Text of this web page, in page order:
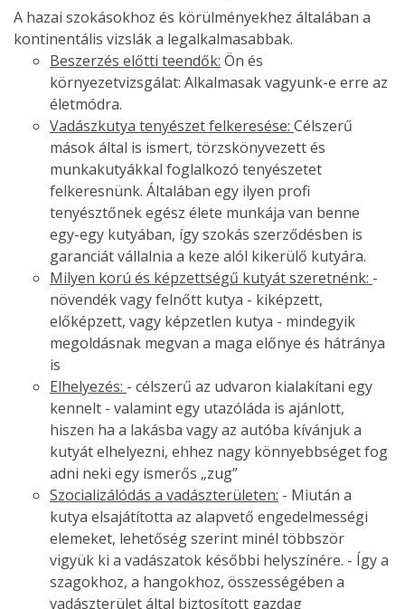
A hazai szokásokhoz és körülményekhez általában a
kontinentális vizslák a legalkalmasabbak.
Beszerzés előtti teendők: Ön és
környezetvizsgálat: Alkalmasak vagyunk-e erre az
életmódra.
Vadászkutya tenyészet felkeresése: Célszerű
mások által is ismert, törzskönyvezett és
munkakutyákkal foglalkozó tenyészetet
felkeresnünk. Általában egy ilyen profi
tenyésztőnek egész élete munkája van benne
egy-egy kutyában, így szokás szerződésben is
garanciát vállalnia a keze alól kikerülő kutyára.
Milyen korú és képzettségű kutyát szeretnénk: -
növendék vagy felnőtt kutya - kiképzett,
előképzett, vagy képzetlen kutya - mindegyik
megoldásnak megvan a maga előnye és hátránya
is
Elhelyezés: - célszerű az udvaron kialakítani egy
kennelt - valamint egy utazóláda is ajánlott,
hiszen ha a lakásba vagy az autóba kívánjuk a
kutyát elhelyezni, ehhez nagy könnyebbséget fog
adni neki egy ismerős „zug”
Szocializálódás a vadászterületen: - Miután a
kutya elsajátította az alapvető engedelmességi
elemeket, lehetőség szerint minél többször
vigyük ki a vadászatok későbbi helyszínére. - Így a
szagokhoz, a hangokhoz, összességében a
vadászterület által biztosított gazdag